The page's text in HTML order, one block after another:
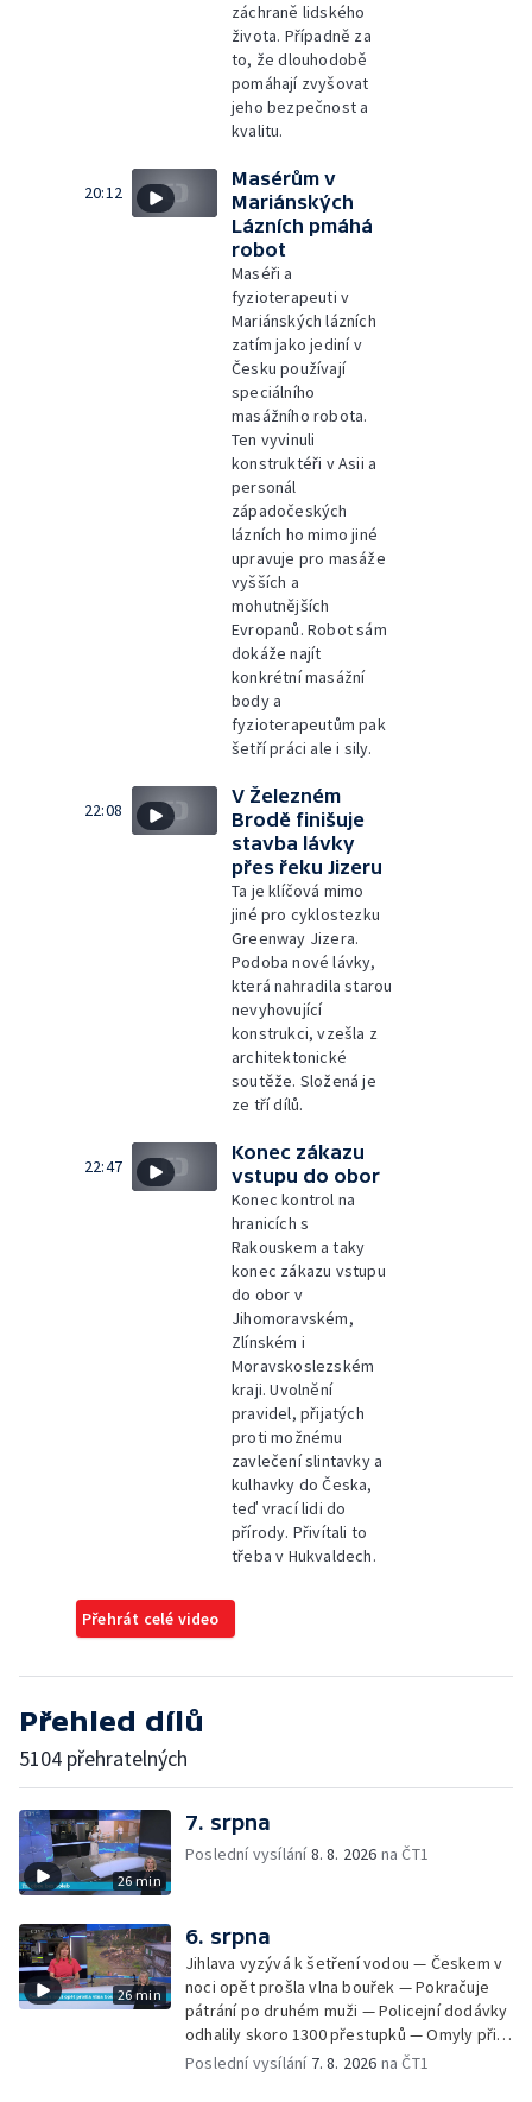
záchraně lidského
života. Případně za
to, že dlouhodobě
pomáhají zvyšovat
jeho bezpečnost a
kvalitu.
20:12
Masérům v
Mariánských
Lázních pmáhá
robot
Maséři a
fyzioterapeuti v
Mariánských lázních
zatím jako jediní v
Česku používají
speciálního
masážního robota.
Ten vyvinuli
konstruktéři v Asii a
personál
západočeských
lázních ho mimo jiné
upravuje pro masáže
vyšších a
mohutnějších
Evropanů. Robot sám
dokáže najít
konkrétní masážní
body a
fyzioterapeutům pak
šetří práci ale i sily.
22:08
V Železném
Brodě finišuje
stavba lávky
přes řeku Jizeru
Ta je klíčová mimo
jiné pro cyklostezku
Greenway Jizera.
Podoba nové lávky,
která nahradila starou
nevyhovující
konstrukci, vzešla z
architektonické
soutěže. Složená je
ze tří dílů.
22:47
Konec zákazu
vstupu do obor
Konec kontrol na
hranicích s
Rakouskem a taky
konec zákazu vstupu
do obor v
Jihomoravském,
Zlínském i
Moravskoslezském
kraji. Uvolnění
pravidel, přijatých
proti možnému
zavlečení slintavky a
kulhavky do Česka,
teď vrací lidi do
přírody. Přivítali to
třeba v Hukvaldech.
Přehrát celé video
Přehled dílů
5104 přehratelných
26 min
7. srpna
Poslední vysílání8. 8. 2026 na ČT1
26 min
6. srpna
Jihlava vyzývá k šetření vodou — Českem v
noci opět prošla vlna bouřek — Pokračuje
pátrání po druhém muži — Policejní dodávky
odhalily skoro 1300 přestupků — Omyly při
nouzovém volání o pomoc — Hradec Králové
Poslední vysílání 7. 8. 2026 na ČT1